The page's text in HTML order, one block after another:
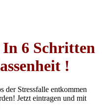
In 6 Schritten
!
der Stressfalle entkommen
Jetzt eintragen und mit